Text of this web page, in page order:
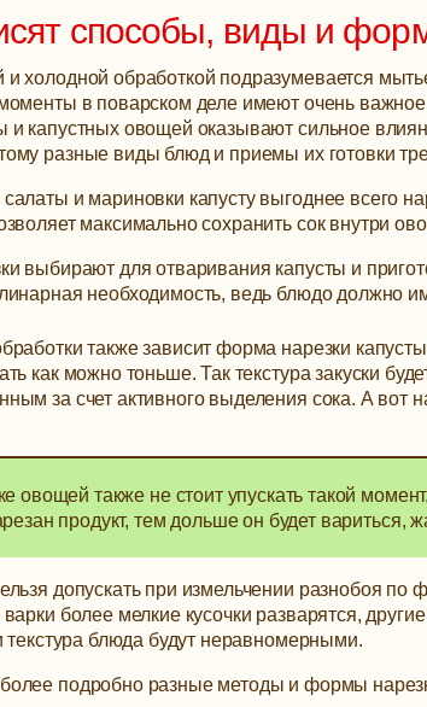
способы, виды и
холодной обработкой подразумевается
в поварском деле имеют очень
и капустных овощей оказывают сильное
разные виды блюд и приемы их готовки
и мариновки капусту выгоднее всего
максимально сохранить сок внутри
выбирают для отваривания капусты и
необходимость, ведь блюдо должно
также зависит форма нарезки
как можно тоньше. Так текстура закуски
за счет активного выделения сока. А вот
овощей также не стоит упускать такой
продукт, тем дольше он будет вариться,
допускать при измельчении разнобоя
более мелкие кусочки разварятся,
текстура блюда будут неравномерными.
подробно разные методы и формы